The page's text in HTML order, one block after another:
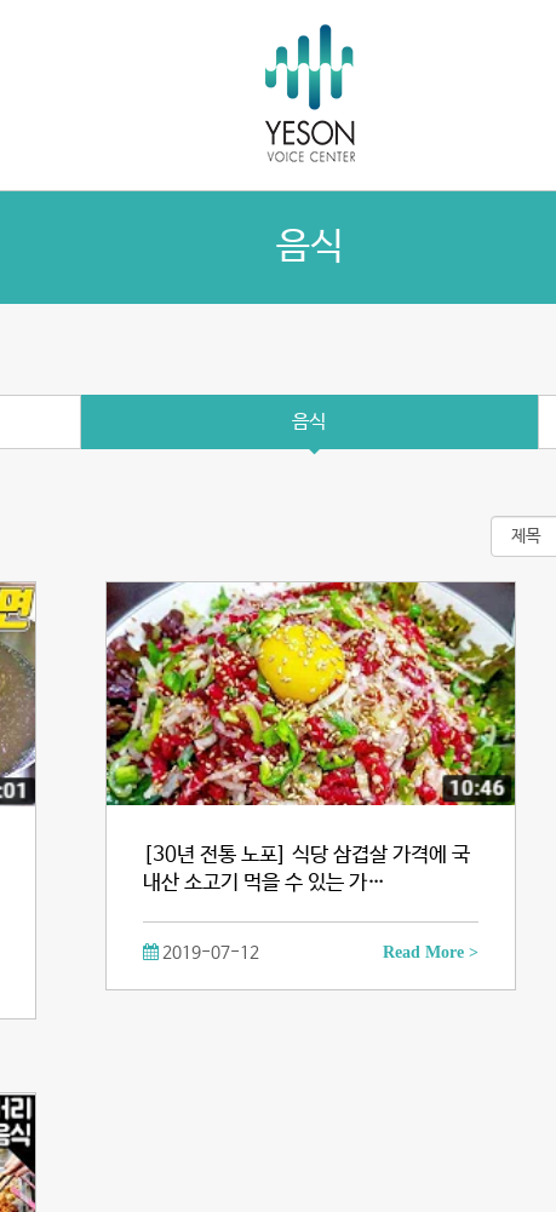
음식
음식
[30년 전통 노포] 식당 삼겹살 가격에 국
내산 소고기 먹을 수 있는 가…
2019-07-12 Read More >